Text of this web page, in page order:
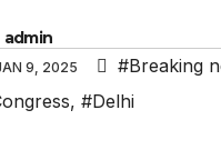
admin
9, 2025 #Breaking
, #Delhi